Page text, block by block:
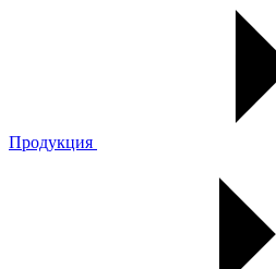
Продукция